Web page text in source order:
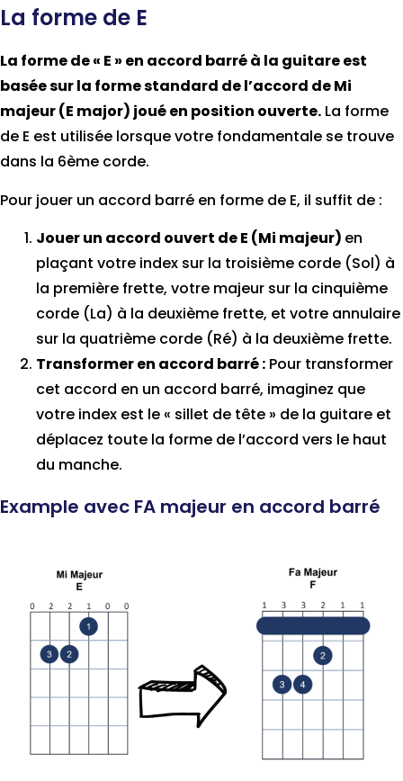
La forme de E
La forme de « E » en accord barré à la guitare est
basée sur la forme standard de l’accord de Mi
majeur (E major) joué en position ouverte. La forme
de E est utilisée lorsque votre fondamentale se trouve
dans la 6ème corde.
Pour jouer un accord barré en forme de E, il suffit de :
Jouer un accord ouvert de E (Mi majeur) en
plaçant votre index sur la troisième corde (Sol) à
la première frette, votre majeur sur la cinquième
corde (La) à la deuxième frette, et votre annulaire
sur la quatrième corde (Ré) à la deuxième frette.
Transformer en accord barré : Pour transformer
cet accord en un accord barré, imaginez que
votre index est le « sillet de tête » de la guitare et
déplacez toute la forme de l’accord vers le haut
du manche.
Example avec FA majeur en accord barré